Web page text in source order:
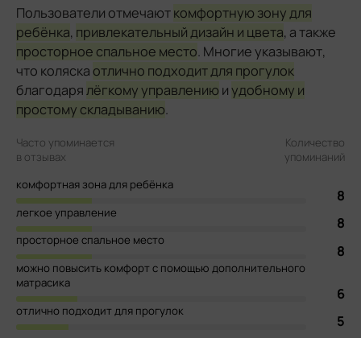
Пользователи отмечаюткомфортную зону для
ребёнка, привлекательный дизайн и цвета, а также
просторное спальное место. Многие указывают,
что коляска отлично подходит для прогулок
благодарялёгкому управлению иудобному и
простому складыванию.
Часто упоминается
в отзывах
Количество
упоминаний
комфортная зона для ребёнка
8
легкое управление
8
просторное спальное место
8
можно повысить комфорт с помощью дополнительного
матрасика
6
отлично подходит для прогулок
5